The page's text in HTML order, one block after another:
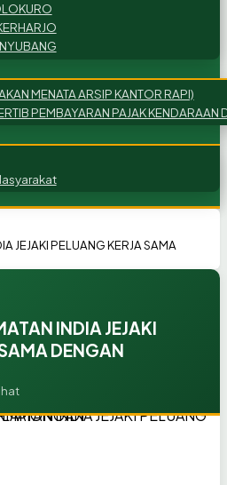
MENATA ARSIP KANTOR RAPI)
PEMBAYARAN PAJAK KENDARAAN
JEJAKI PELUANG KERJA SAMA
INDIA JEJAKI
DENGAN